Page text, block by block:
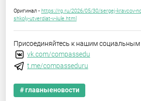
Оригинал - https://rg.ru/2026/05/30/sergej-kravcov-
shkoly-utverdiat-v-iiule.html
Присоединяйтесь к нашим социальным
vk.com/compassedu
t.me/compasseduru
# главныеновости